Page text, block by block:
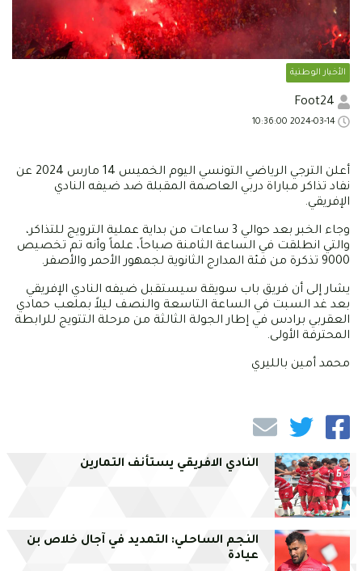
الأخبار الوطنية
أعلن الترجي الرياضي التونسي اليوم الخميس 14 مارس 2024 عن
نفاد تذاكر مباراة دربي العاصمة المقبلة ضد ضيفه النادي
الإفريقي.
وجاء الخبر بعد حوالي 3 ساعات من بداية عملية الترويج للتذاكر،
والتي انطلقت في الساعة الثامنة صباحاً، علماً وأنه تم تخصيص
9000 تذكرة من فئة المدارج الثانوية لجمهور الأحمر والأصفر.
يشار إلى أن فريق باب سويقة سيستقبل ضيفه النادي الإفريقي
بعد غد السبت في الساعة التاسعة والنصف ليلاً بملعب حمادي
العقربي برادس في إطار الجولة الثالثة من مرحلة التتويج للرابطة
المحترفة الأولى.
محمد أمين بالليري
النادي الافريقي يستأنف التمارين
النجم الساحلي: التمديد في آجال خلاص بن
عيادة